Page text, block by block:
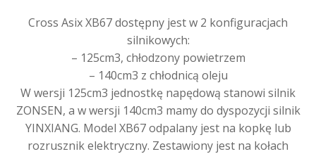
Cross Asix XB67 dostępny jest w 2 konfiguracjach
silnikowych:
– 125cm3, chłodzony powietrzem
– 140cm3 z chłodnicą oleju
W wersji 125cm3 jednostkę napędową stanowi silnik
ZONSEN, a w wersji 140cm3 mamy do dyspozycji silnik
YINXIANG. Model XB67 odpalany jest na kopkę lub
rozrusznik elektryczny. Zestawiony jest na kołach